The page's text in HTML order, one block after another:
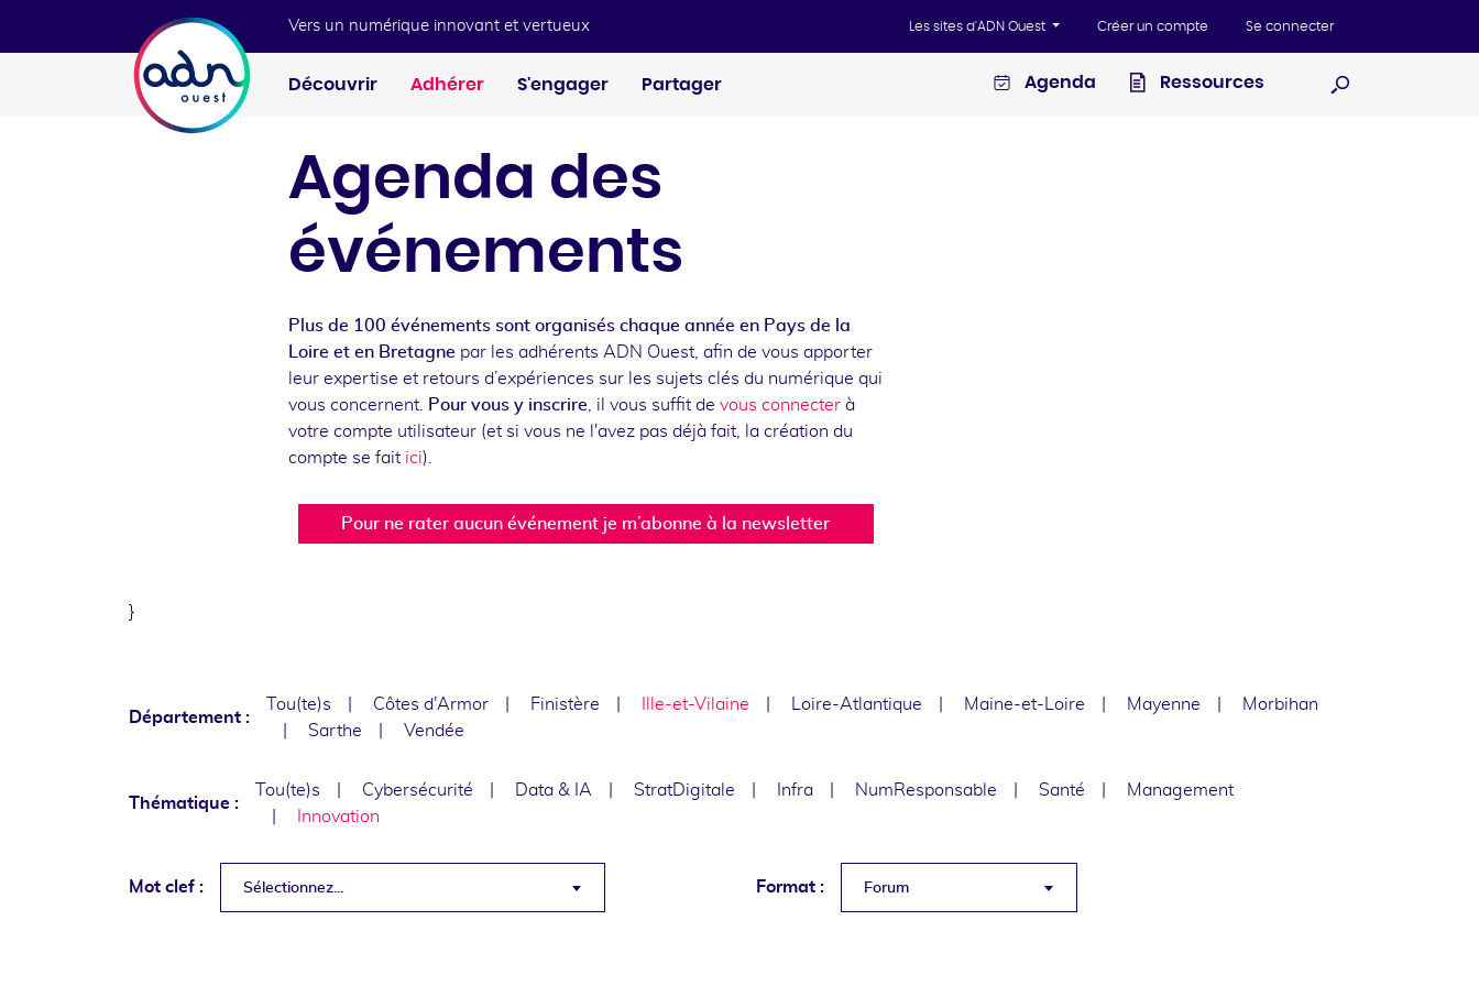
Vers un numérique innovant et vertueux Les sites d'ADN Ouest Créer un compte Se connecter
Découvrir Adhérer S'engager Partager Agenda
Ressources
Agenda des
événements
Plus de 100 événements sont organisés chaque année en Pays de la
Loire et en Bretagne par les adhérents ADN Ouest, afin de vous apporter
leur expertise et retours d’expériences sur les sujets clés du numérique qui
vous concernent. Pour vous y inscrire, il vous suffit de vous connecter à
votre compte utilisateur (et si vous ne l'avez pas déjà fait, la création du
compte se fait ici).
Pour ne rater aucun événement je m’abonne à la newsletter
}
Département :
Tou(te)s Côtes d'Armor Finistère Ille-et-Vilaine Loire-Atlantique Maine-et-Loire Mayenne
Morbihan
Sarthe
Vendée
Thématique :
Tou(te)s Cybersécurité Data & IA StratDigitale Infra NumResponsable Santé
Management
Innovation
Mot clef : Sélectionnez... Format : Forum